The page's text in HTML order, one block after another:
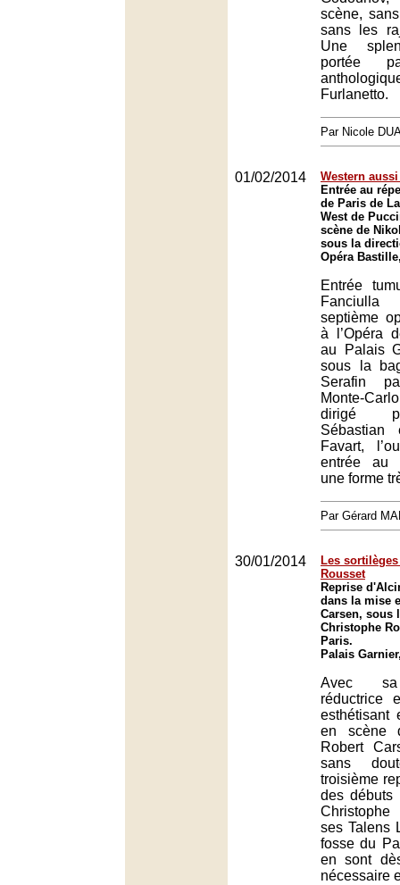
scène,
sans les
Une
portée
Furlanetto.
Par Nicole
01/02/2014
Western
Entrée au
de Paris de
West de
scène de
sous la
Opéra
Entrée
septième
à l’Opéra
au Palais
sous la
Serafin
Monte-
dirigé
Favart,
entrée au
une forme
Par Gérard
30/01/2014
Les
Rousset
Reprise
dans la mise
Carsen, sous
Christophe
Paris.
Palais
Avec sa
réductrice
esthétisant
en scène
Robert
sans
troisième
des débuts
ses Talens
fosse du
en sont
nécessaire